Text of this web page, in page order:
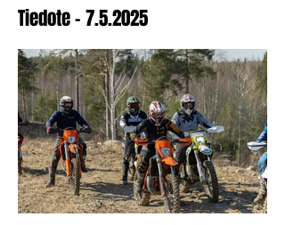
Tiedote - 7.5.2025